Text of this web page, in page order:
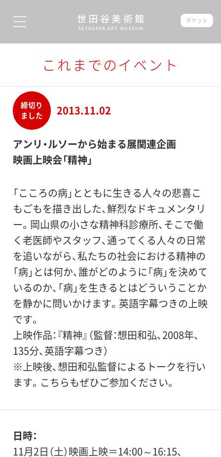
チケット
これまでのイベント
締切り
ました
2013.11.02
アンリ・ルソーから始まる展関連企画
映画上映会「精神」
「こころの病」とともに生きる人々の悲喜こ
もごもを描き出した、鮮烈なドキュメンタリ
ー。岡山県の小さな精神科診療所、そこで働
く老医師やスタッフ、通ってくる人々の日常
を追いながら、私たちの社会における精神の
「病」とは何か、誰がどのように「病」を決めて
いるのか、「病」を生きるとはどういうことか
を静かに問いかけます。英語字幕つきの上映
です。
上映作品：『精神』（監督：想田和弘、2008年、
135分、英語字幕つき）
※上映後、想田和弘監督によるトークを行い
ます。こちらもぜひご参加ください。
日時
11月2日（土）映画上映＝14:00～16:15、